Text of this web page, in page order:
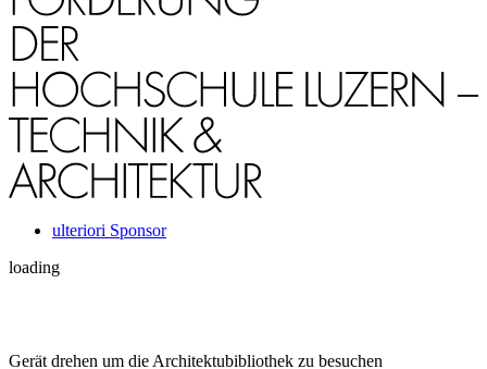
ulteriori Sponsor
loading
Gerät drehen um die Architektubibliothek zu besuchen